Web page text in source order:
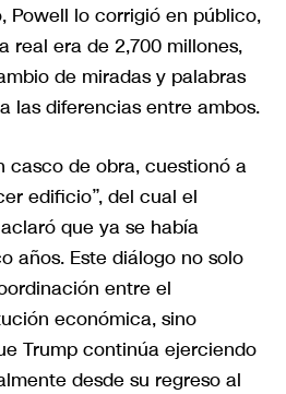
Powell lo corrigió en público,
real era de 2,700 millones,
de miradas y palabras
las diferencias entre ambos.
casco de obra, cuestionó a
edificio”, del cual el
que ya se había
años. Este diálogo no solo
entre el
económica, sino
Trump continúa ejerciendo
desde su regreso al